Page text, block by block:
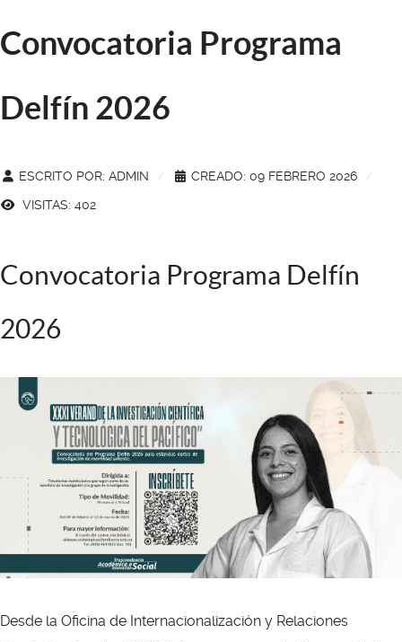
Convocatoria Programa
Delfín 2026
ESCRITO POR: ADMIN
CREADO: 09 FEBRERO 2026
VISITAS: 402
Convocatoria Programa Delfín
2026
Desde la Oficina de Internacionalización y Relaciones